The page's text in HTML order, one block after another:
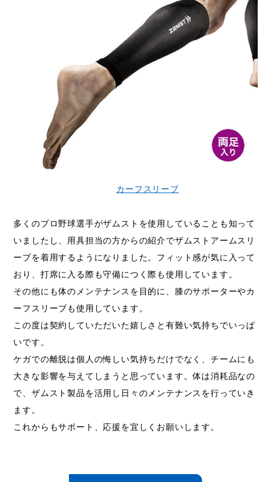
カーフスリーブ
多くのプロ野球選手がザムストを使用していることも知って
いましたし、用具担当の方からの紹介でザムストアームスリ
ーブを着用するようになりました。フィット感が気に入って
おり、打席に入る際も守備につく際も使用しています。
その他にも体のメンテナンスを目的に、膝のサポーターやカ
ーフスリーブも使用しています。
この度は契約していただいた嬉しさと有難い気持ちでいっぱ
いです。
ケガでの離脱は個人の悔しい気持ちだけでなく、チームにも
大きな影響を与えてしまうと思っています。体は消耗品なの
で、ザムスト製品を活用し日々のメンテナンスを行っていき
ます。
これからもサポート、応援を宜しくお願いします。